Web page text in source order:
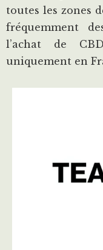
toutes les zones
fréquemment
l’achat de
uniquement en